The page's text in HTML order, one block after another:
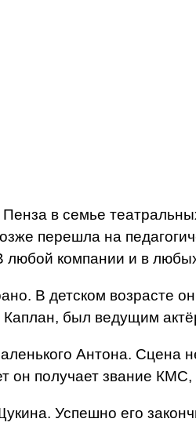
в семье
перешла на
любой компании и в
В детском возрасте
был ведущим
Антона.
он получает звание
Успешно его